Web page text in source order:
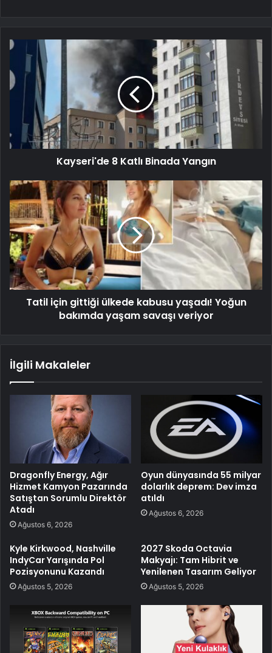
Kayseri'de 8 Katlı Binada Yangın
Tatil için gittiği ülkede kabusu yaşadı! Yoğun
bakımda yaşam savaşı veriyor
İlgili Makaleler
Dragonfly Energy, Ağır
Hizmet Kamyon Pazarında
Satıştan Sorumlu Direktör
Atadı
Ağustos 6, 2026
Oyun dünyasında 55 milyar
dolarlık deprem: Dev imza
atıldı
Ağustos 6, 2026
Kyle Kirkwood, Nashville
IndyCar Yarışında Pol
Pozisyonunu Kazandı
Ağustos 5, 2026
2027 Skoda Octavia
Makyajı: Tam Hibrit ve
Yenilenen Tasarım Geliyor
Ağustos 5, 2026